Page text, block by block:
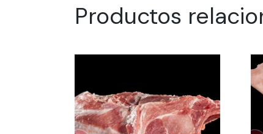
Productos